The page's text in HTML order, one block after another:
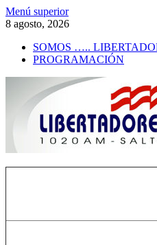
Saltar
al
Menú superior
8 agosto, 2026
SOMOS …..
PROGRAMACIÓN